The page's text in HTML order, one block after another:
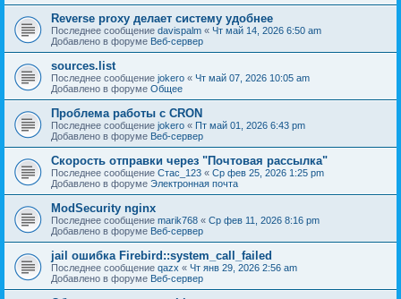
Reverse proxy делает систему удобнее
Последнее сообщение davispalm « Чт май 14, 2026 6:50 am
Добавлено в форуме Веб-сервер
sources.list
Последнее сообщение jokero « Чт май 07, 2026 10:05 am
Добавлено в форуме Общее
Проблема работы с CRON
Последнее сообщение jokero « Пт май 01, 2026 6:43 pm
Добавлено в форуме Веб-сервер
Скорость отправки через "Почтовая рассылка"
Последнее сообщение Стас_123 « Ср фев 25, 2026 1:25 pm
Добавлено в форуме Электронная почта
ModSecurity nginx
Последнее сообщение marik768 « Ср фев 11, 2026 8:16 pm
Добавлено в форуме Веб-сервер
jail ошибка Firebird::system_call_failed
Последнее сообщение qazx « Чт янв 29, 2026 2:56 am
Добавлено в форуме Веб-сервер